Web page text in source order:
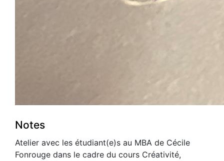
Notes
Atelier avec les étudiant(e)s au MBA de Cécile
Fonrouge dans le cadre du cours Créativité,